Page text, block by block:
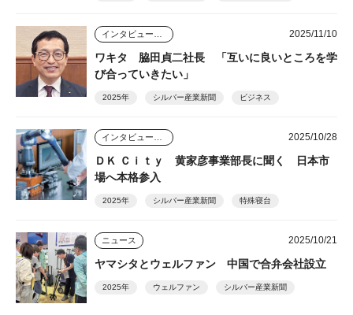
2025/11/10
ワキタ 脇田貞二社長 「互いに良いところを学
び合っていきたい」
2025年 シルバー産業新聞 ビジネス
2025/10/28
ＤＫ Ｃｉｔｙ 黄家彦事業部長に聞く 日本市
場へ本格参入
2025年 シルバー産業新聞 特殊寝台
ニュース 2025/10/21
ヤマシタとウェルファン 中国で合弁会社設立
2025年 ウェルファン シルバー産業新聞